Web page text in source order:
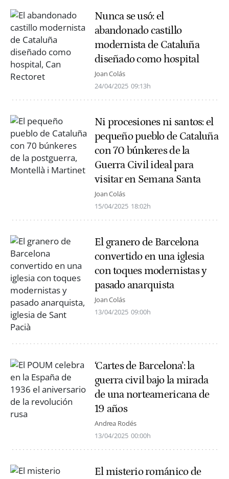
Nunca se usó: el
abandonado castillo
modernista de Cataluña
diseñado como hospital
Joan Colás
24/04/2025 09:13h
Ni procesiones ni santos: el
pequeño pueblo de Cataluña
con 70 búnkeres de la
Guerra Civil ideal para
visitar en Semana Santa
Joan Colás
15/04/2025 18:02h
El granero de Barcelona
convertido en una iglesia
con toques modernistas y
pasado anarquista
Joan Colás
13/04/2025 09:00h
‘Cartes de Barcelona’: la
guerra civil bajo la mirada
de una norteamericana de
19 años
Andrea Rodés
13/04/2025 00:00h
El misterio románico de